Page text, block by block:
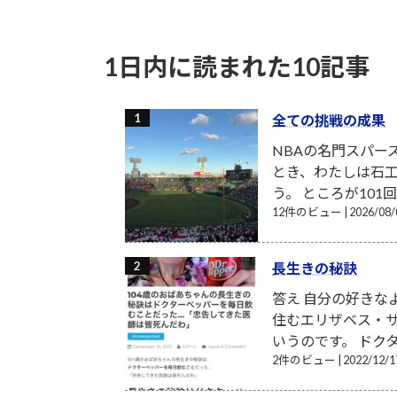
1日内に読まれた10記事
全ての挑戦の成果
NBAの名門スパー
とき、わたしは石
う。 ところが101
12件のビュー 2026/
長生きの秘訣
答え 自分の好きな
住むエリザベス・
いうのです。 ドク
2件のビュー 2022/12/